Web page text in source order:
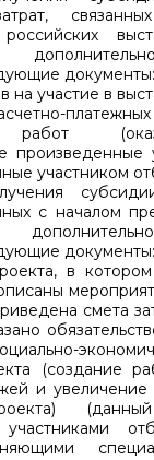
документы:
на участие в
работ
произведенные
участником
с началом
документы:
в
смета
(создание
и
участниками